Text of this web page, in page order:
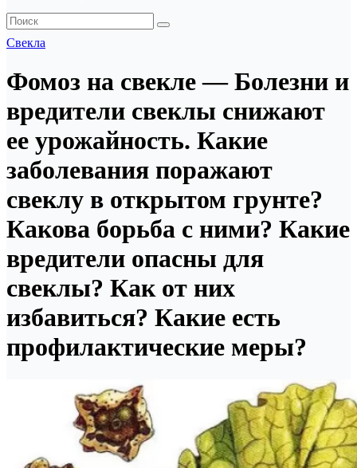
Свекла
Фомоз на свекле — Болезни и
вредители свеклы снижают
ее урожайность. Какие
заболевания поражают
свеклу в открытом грунте?
Какова борьба с ними? Какие
вредители опасны для
свеклы? Как от них
избавиться? Какие есть
профилактические меры?